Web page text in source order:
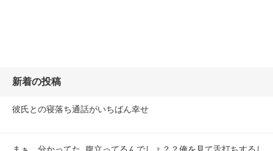
新着の投稿
彼氏との寝落ち通話がいちばん幸せ
まぁ、分かってた  腹立ってるんでしょ？？俺を見て舌打ちするし